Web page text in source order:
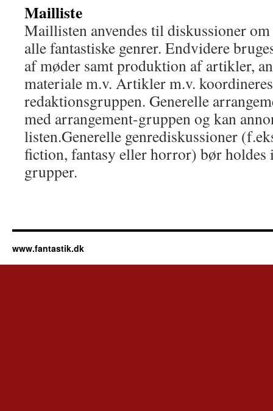
Mailliste
Maillisten anvendes til diskussioner
alle fantastiske genrer. Endvidere
af møder samt produktion af artikler,
materiale m.v. Artikler m.v.
redaktionsgruppen. Generelle
med arrangement-gruppen og kan
listen.Generelle genrediskussioner
fiction, fantasy eller horror) bør holdes
grupper.
www.fantastik.dk